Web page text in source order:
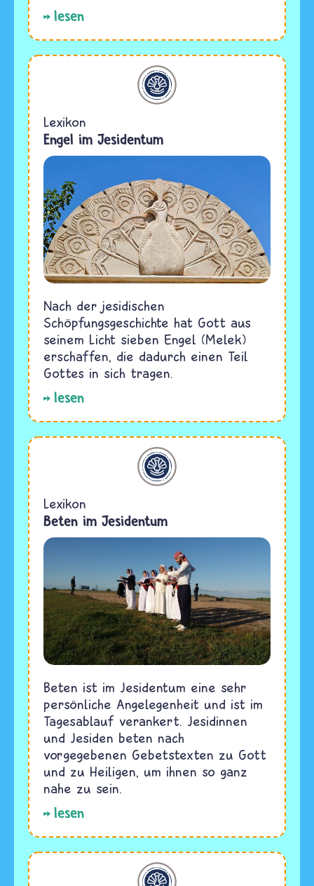
lesen
Jesidentum
Lexikon
Engel im Jesidentum
Nach der jesidischen
Schöpfungsgeschichte hat Gott aus
seinem Licht sieben Engel (Melek)
erschaffen, die dadurch einen Teil
Gottes in sich tragen.
lesen
Jesidentum
Lexikon
Beten im Jesidentum
Beten ist im Jesidentum eine sehr
persönliche Angelegenheit und ist im
Tagesablauf verankert. Jesidinnen
und Jesiden beten nach
vorgegebenen Gebetstexten zu Gott
und zu Heiligen, um ihnen so ganz
nahe zu sein.
lesen
Jesidentum